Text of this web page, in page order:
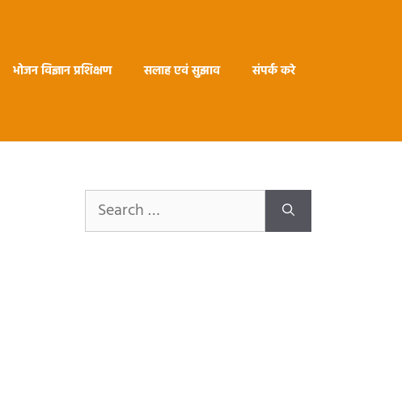
भोजन विज्ञान प्रशिक्षण सलाह एवं सुझाव संपर्क करे
Search
for: